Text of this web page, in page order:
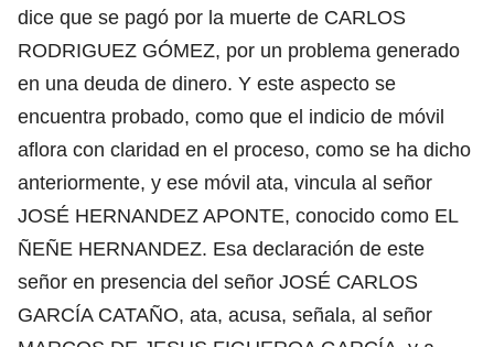
dice que se pagó por la muerte de CARLOS
RODRIGUEZ GÓMEZ, por un problema generado
en una deuda de dinero. Y este aspecto se
encuentra probado, como que el indicio de móvil
aflora con claridad en el proceso, como se ha dicho
anteriormente, y ese móvil ata, vincula al señor
JOSÉ HERNANDEZ APONTE, conocido como EL
ÑEÑE HERNANDEZ. Esa declaración de este
señor en presencia del señor JOSÉ CARLOS
GARCÍA CATAÑO, ata, acusa, señala, al señor